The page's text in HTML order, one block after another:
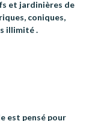
et jardinières de
coniques,
illimité .
est pensé pour